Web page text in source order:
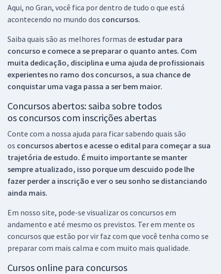
Aqui, no Gran, você fica por dentro de tudo o que está
acontecendo no mundo dos concursos.
Saiba quais são as melhores formas de estudar para
concurso e comece a se preparar o quanto antes. Com
muita dedicação, disciplina e uma ajuda de profissionais
experientes no ramo dos concursos, a sua chance de
conquistar uma vaga passa a ser bem maior.
Concursos abertos: saiba sobre todos
os concursos com inscrições abertas
Conte com a nossa ajuda para ficar sabendo quais são
os concursos abertos e acesse o edital para começar a sua
trajetória de estudo. É muito importante se manter
sempre atualizado, isso porque um descuido pode lhe
fazer perder a inscrição e ver o seu sonho se distanciando
ainda mais.
Em nosso site, pode-se visualizar os concursos em
andamento e até mesmo os previstos. Ter em mente os
concursos que estão por vir faz com que você tenha como se
preparar com mais calma e com muito mais qualidade.
Cursos online para concursos